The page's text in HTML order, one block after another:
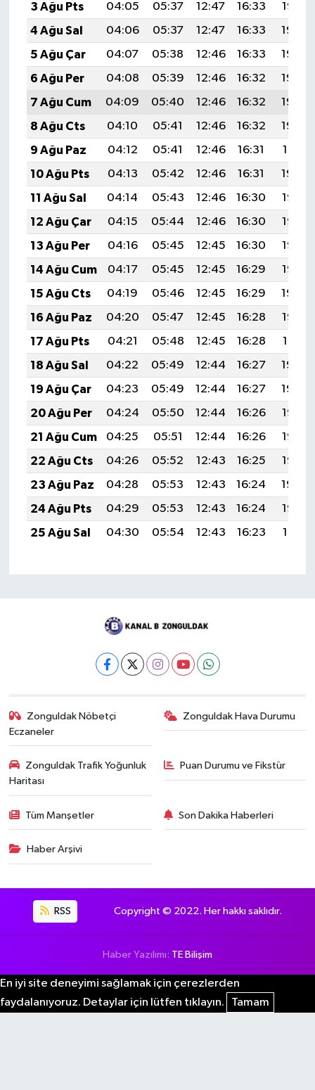
3 Ağu Pts
04:05 05:37 12:47 16:33
19:47
4 Ağu Sal
04:06 05:37 12:47 16:33
19:46
5 Ağu Çar
04:07 05:38 12:46 16:33
19:45
6 Ağu Per
04:08 05:39 12:46 16:32
19:44
7 Ağu Cum
04:09 05:40 12:46 16:32
19:43
8 Ağu Cts
04:10 05:41 12:46 16:32
19:42
9 Ağu Paz
04:12 05:41 12:46 16:31
19:41
10 Ağu Pts
04:13 05:42 12:46 16:31
19:39
11 Ağu Sal
04:14 05:43 12:46 16:30
19:38
12 Ağu Çar
04:15 05:44 12:46 16:30
19:37
13 Ağu Per
04:16 05:45 12:45 16:30
19:36
14 Ağu Cum
04:17 05:45 12:45 16:29
19:35
15 Ağu Cts
04:19 05:46 12:45 16:29
19:34
16 Ağu Paz
04:20 05:47 12:45 16:28
19:33
17 Ağu Pts
04:21 05:48 12:45 16:28
19:31
18 Ağu Sal
04:22 05:49 12:44 16:27
19:30
19 Ağu Çar
04:23 05:49 12:44 16:27
19:29
20 Ağu Per
04:24 05:50 12:44 16:26
19:28
21 Ağu Cum
04:25 05:51 12:44 16:26
19:26
22 Ağu Cts
04:26 05:52 12:43 16:25
19:25
23 Ağu Paz
04:28 05:53 12:43 16:24
19:24
24 Ağu Pts
04:29 05:53 12:43 16:24
19:22
25 Ağu Sal
04:30 05:54 12:43 16:23 19:21
Zonguldak Nöbetçi
Eczaneler
Zonguldak Hava Durumu
Zonguldak Trafik Yoğunluk
Haritası
Puan Durumu ve Fikstür
Tüm Manşetler Son Dakika Haberleri
Haber Arşivi
RSS Copyright © 2022. Her hakkı saklıdır.
Haber Yazılımı: TE Bilişim
En iyi site deneyimi sağlamak için çerezlerden
faydalanıyoruz. Detaylar için lütfen tıklayın.
Tamam